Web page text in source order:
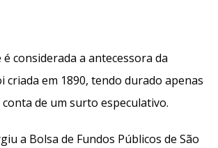
é considerada a antecessora da
criada em 1890, tendo durado apenas
de um surto especulativo.
a Bolsa de Fundos Públicos de São